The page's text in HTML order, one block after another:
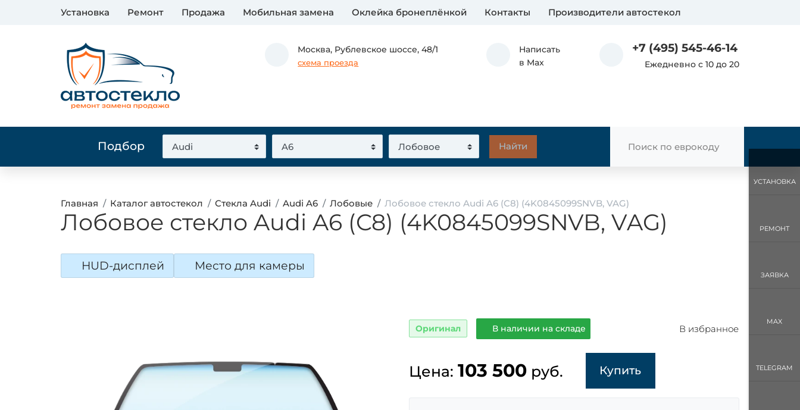
Установка Ремонт Продажа Мобильная замена Оклейка бронеплёнкой Контакты Производители автостекол
Москва, Рублевское шоссе, 48/1
схема проезда
Написать
в Max
+7 (495) 545-46-14
Ежедневно с 10 до 20
Подбор
Главная Каталог автостекол Стекла Audi Audi A6 Лобовые Лобовое стекло Audi A6 (C8) (4K0845099SNVB, VAG)
Лобовое стекло Audi A6 (C8) (4K0845099SNVB, VAG)
HUD-дисплей Место для камеры
Оригинал В наличии на складе В избранное
Цена: 103 500 руб. Купить
УСТАНОВКА
РЕМОНТ
ЗАЯВКА
MAX
TELEGRAM